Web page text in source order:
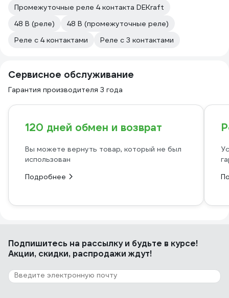
Промежуточные реле 4 контакта DEKraft
48 В (реле)
48 В (промежуточные реле)
Реле с 4 контактами
Реле с 3 контактами
Сервисное обслуживание
Гарантия производителя 3 года
120 дней обмен и возврат
Вы можете вернуть товар, который не был
использован
Подробнее
Подпишитесь на рассылкуи будьте в курсе!
Акции, скидки, распродажи ждут!